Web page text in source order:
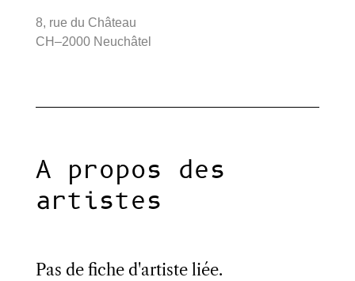
8, rue du Château
CH–2000 Neuchâtel
A propos des
artistes
Pas de fiche d'artiste liée.